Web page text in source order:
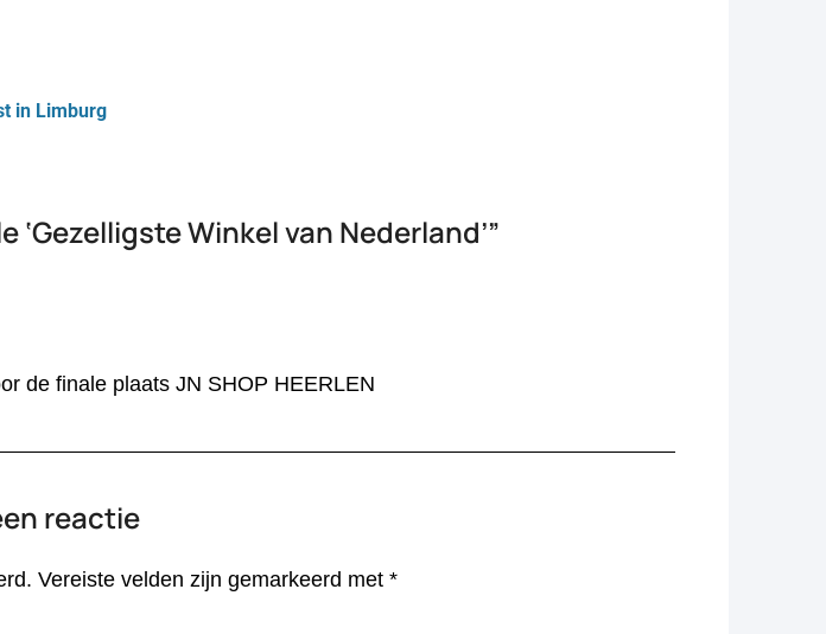
in Limburg
Winkel van Nederland’”
de finale plaats JN SHOP HEERLEN
reactie
Vereiste velden zijn gemarkeerd met *